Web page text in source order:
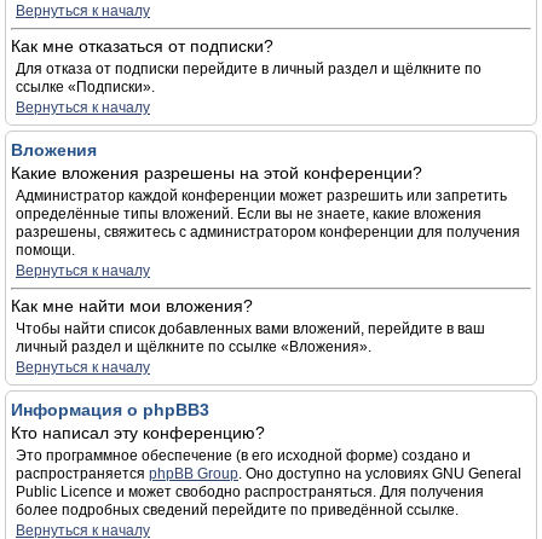
Вернуться к началу
Как мне отказаться от подписки?
Для отказа от подписки перейдите в личный раздел и щёлкните по
ссылке «Подписки».
Вернуться к началу
Вложения
Какие вложения разрешены на этой конференции?
Администратор каждой конференции может разрешить или запретить
определённые типы вложений. Если вы не знаете, какие вложения
разрешены, свяжитесь с администратором конференции для получения
помощи.
Вернуться к началу
Как мне найти мои вложения?
Чтобы найти список добавленных вами вложений, перейдите в ваш
личный раздел и щёлкните по ссылке «Вложения».
Вернуться к началу
Информация о phpBB3
Кто написал эту конференцию?
Это программное обеспечение (в его исходной форме) создано и
распространяется phpBB Group. Оно доступно на условиях GNU General
Public Licence и может свободно распространяться. Для получения
более подробных сведений перейдите по приведённой ссылке.
Вернуться к началу